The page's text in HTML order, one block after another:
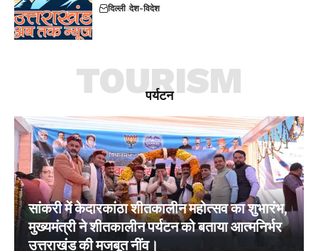
दिल्ली देश-विदेश
पर्यटन
TOURISM
सांकरी में केदारकांठा शीतकालीन महोत्सव का शुभारंभ,
मुख्यमंत्री ने शीतकालीन पर्यटन को बताया आत्मनिर्भर
उत्तराखंड की मजबूत नींव।